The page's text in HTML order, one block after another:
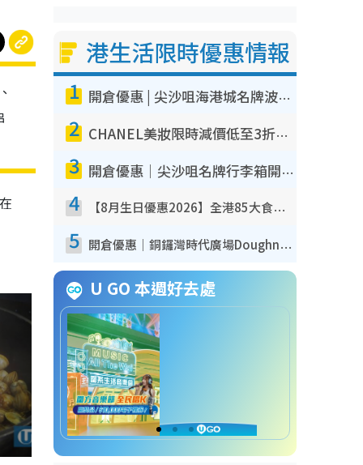
港生活限時優惠情報
1 開倉優惠 | 尖沙咀海港城名牌波鞋開倉低至1折！On鞋$899起／Joy&Peace鞋履$98起
2 CHANEL美妝限時減價低至3折！人氣粉底/唇膏/精華液低至$275！COCO香水都有平
3 開倉優惠｜尖沙咀名牌行李箱開倉低至4折！一連5日 American Tourister/ace./Hallmark $200起！
4 【8月生日優惠2026】全港85大食買玩著數攻略 自助餐/火鍋放題同行免費＋誠品/DONKI送現金券
5 開倉優惠｜銅鑼灣時代廣場Doughnut/Campo Marzio開倉低至1折！背囊、書包、手袋劈價$200起
U GO 本週好去處